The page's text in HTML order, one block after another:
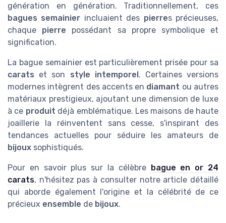
génération en génération. Traditionnellement, ces
bagues semainier incluaient des pierres précieuses,
chaque pierre possédant sa propre symbolique et
signification.
La bague semainier est particulièrement prisée pour sa
carats et son style intemporel . Certaines versions
modernes intègrent des accents en diamant ou autres
matériaux prestigieux, ajoutant une dimension de luxe
à ce produit déjà emblématique. Les maisons de haute
joaillerie la réinventent sans cesse, s'inspirant des
tendances actuelles pour séduire les amateurs de
bijoux sophistiqués.
Pour en savoir plus sur la célèbre
bague en or 24
carats, n'hésitez pas à consulter notre article détaillé
qui aborde également l'origine et la célébrité de ce
précieux ensemble de bijoux.